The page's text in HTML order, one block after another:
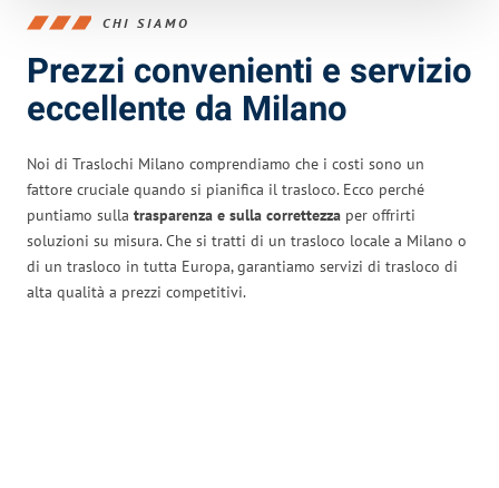
CHI SIAMO
Prezzi convenienti e servizio
eccellente da Milano
Noi di Traslochi Milano comprendiamo che i costi sono un
fattore cruciale quando si pianifica il trasloco. Ecco perché
puntiamo sulla trasparenza e sulla correttezza per offrirti
soluzioni su misura. Che si tratti di un trasloco locale a Milano o
di un trasloco in tutta Europa, garantiamo servizi di trasloco di
alta qualità a prezzi competitivi.